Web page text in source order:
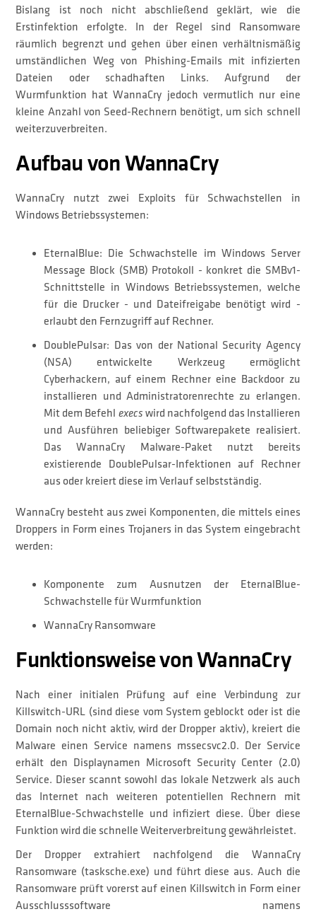
Bislang ist noch nicht abschließend geklärt, wie die
Erstinfektion erfolgte. In der Regel sind Ransomware
räumlich begrenzt und gehen über einen verhältnismäßig
umständlichen Weg von Phishing-Emails mit infizierten
Dateien oder schadhaften Links. Aufgrund der
Wurmfunktion hat WannaCry jedoch vermutlich nur eine
kleine Anzahl von Seed-Rechnern benötigt, um sich schnell
weiterzuverbreiten.
Aufbau von WannaCry
WannaCry nutzt zwei Exploits für Schwachstellen in
Windows Betriebssystemen:
EternalBlue: Die Schwachstelle im Windows Server
Message Block (SMB) Protokoll - konkret die SMBv1-
Schnittstelle in Windows Betriebssystemen, welche
für die Drucker - und Dateifreigabe benötigt wird -
erlaubt den Fernzugriff auf Rechner.
DoublePulsar: Das von der National Security Agency
(NSA) entwickelte Werkzeug ermöglicht
Cyberhackern, auf einem Rechner eine Backdoor zu
installieren und Administratorenrechte zu erlangen.
Mit dem Befehl execs wird nachfolgend das Installieren
und Ausführen beliebiger Softwarepakete realisiert.
Das WannaCry Malware-Paket nutzt bereits
existierende DoublePulsar-Infektionen auf Rechner
aus oder kreiert diese im Verlauf selbstständig.
WannaCry besteht aus zwei Komponenten, die mittels eines
Droppers in Form eines Trojaners in das System eingebracht
werden:
Komponente zum Ausnutzen der EternalBlue-
Schwachstelle für Wurmfunktion
WannaCry Ransomware
Funktionsweise von WannaCry
Nach einer initialen Prüfung auf eine Verbindung zur
Killswitch-URL (sind diese vom System geblockt oder ist die
Domain noch nicht aktiv, wird der Dropper aktiv), kreiert die
Malware einen Service namens mssecsvc2.0. Der Service
erhält den Displaynamen Microsoft Security Center (2.0)
Service. Dieser scannt sowohl das lokale Netzwerk als auch
das Internet nach weiteren potentiellen Rechnern mit
EternalBlue-Schwachstelle und infiziert diese. Über diese
Funktion wird die schnelle Weiterverbreitung gewährleistet.
Der Dropper extrahiert nachfolgend die WannaCry
Ransomware (tasksche.exe) und führt diese aus. Auch die
Ransomware prüft vorerst auf einen Killswitch in Form einer
Ausschlusssoftware namens